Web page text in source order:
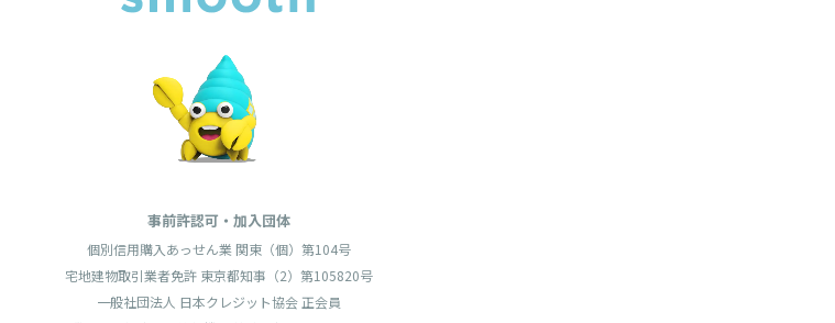
事前許認可・加入団体
個別信用購入あっせん業 関東（個）第104号
宅地建物取引業者免許 東京都知事（2）第105820号
一般社団法人 日本クレジット協会 正会員